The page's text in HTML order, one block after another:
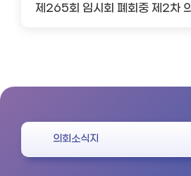
제265회 임시회 폐회중 제2차
의회소식지